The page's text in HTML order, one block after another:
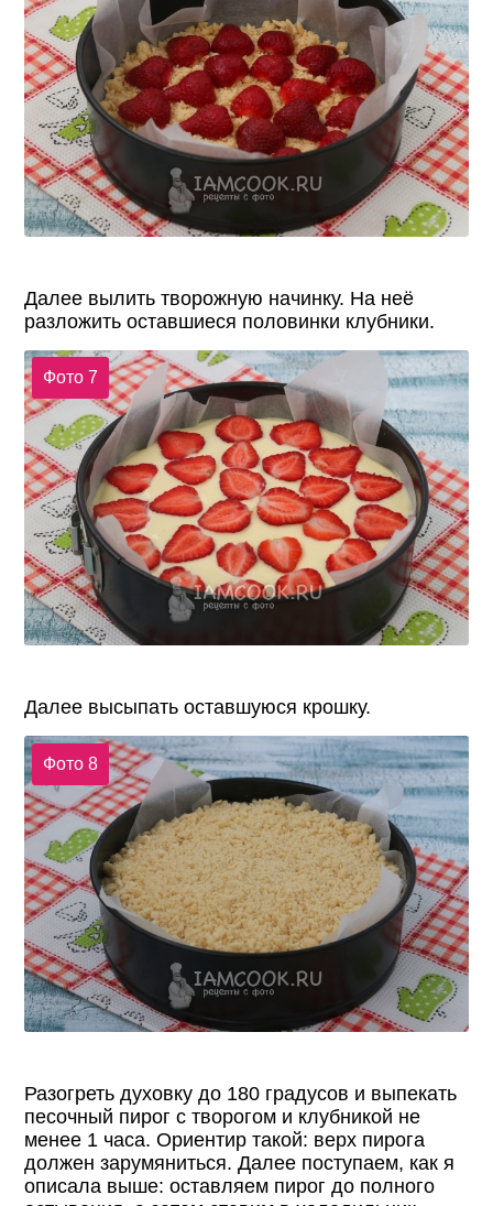
Далее вылить творожную начинку. На неё
разложить оставшиеся половинки клубники.
Фото 7
Далее высыпать оставшуюся крошку.
Фото 8
Разогреть духовку до 180 градусов и выпекать
песочный пирог с творогом и клубникой не
менее 1 часа. Ориентир такой: верх пирога
должен зарумяниться. Далее поступаем, как я
описала выше: оставляем пирог до полного